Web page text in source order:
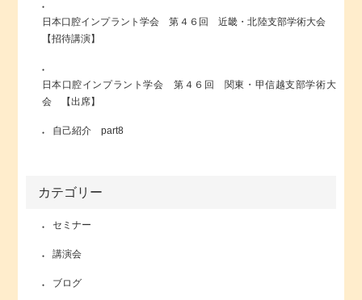
日本口腔インプラント学会 第４６回 近畿・北陸支部学術大会
【招待講演】
日本口腔インプラント学会 第４６回 関東・甲信越支部学術大
会 【出席】
自己紹介 part8
カテゴリー
セミナー
講演会
ブログ